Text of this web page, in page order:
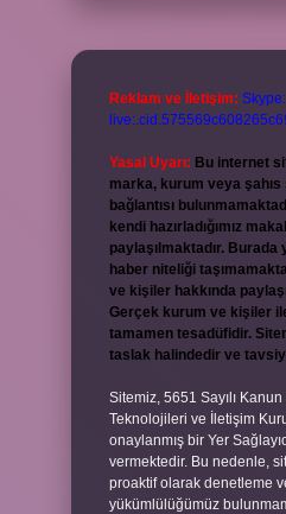
Reklam ve İletişim: Skype:
Yasal Uyarı: Bu internet
marka, kurum veya
bağlantısı
kendi hazırladığımız
paylaşılmaktadır.
haber niteliği
ve kişiler hakkında
Gerçek kurum ve kişiler
tamamen tesadüfidir.
taslak halindedir ve
Sitemiz, 5651 Sayılı
Teknolojileri ve İletişim
onaylanmış bir Yer
vermektedir. Bu nedenle,
proaktif olarak denetleme
yükümlülüğümüz